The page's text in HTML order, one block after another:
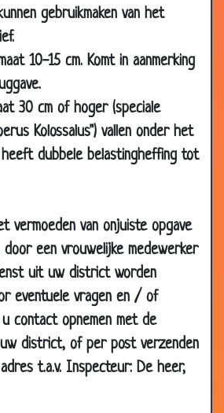
gebruikmaken van het
10-15 cm. Komt in aanmerking
30 cm of hoger (speciale
Kolossalus") vallen onder het
dubbele belastingheffing tot
vermoeden van onjuiste opgave
door een vrouwelijke medewerker
uit uw district worden
eventuele vragen en / of
contact opnemen met de
district, of per post verzenden
t.a.v. Inspecteur: De heer,
op
2.33
reparatie
2.97
2.86
2.76